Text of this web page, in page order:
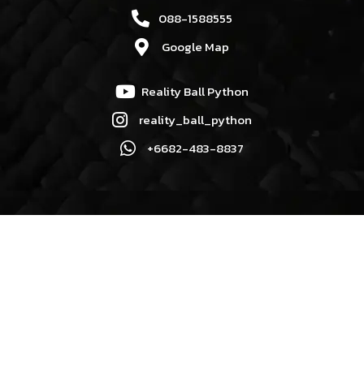
088-1588555
Google Map
Reality Ball Python
reality_ball_python
+6682-483-8837